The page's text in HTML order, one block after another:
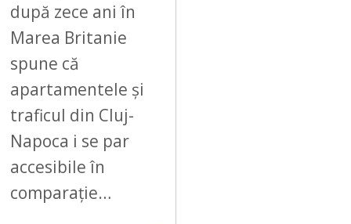
după zece ani în
Marea Britanie
spune că
apartamentele și
traficul din Cluj-
Napoca i se par
accesibile în
comparație…